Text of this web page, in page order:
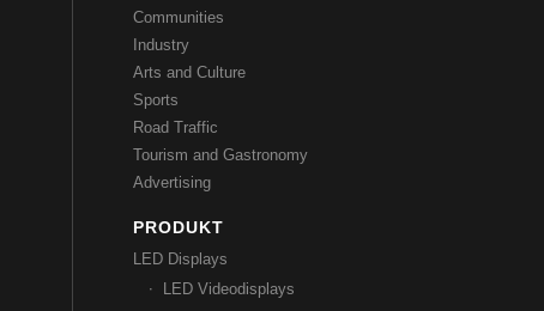
Communities
Industry
Arts and Culture
Sports
Road Traffic
Tourism and Gastronomy
Advertising
PRODUKT
LED Displays
LED Videodisplays